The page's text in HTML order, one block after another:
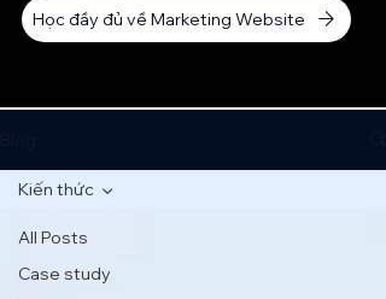
Học đầy đủ về Marketing Website
All Posts
Case study
Kiến thức